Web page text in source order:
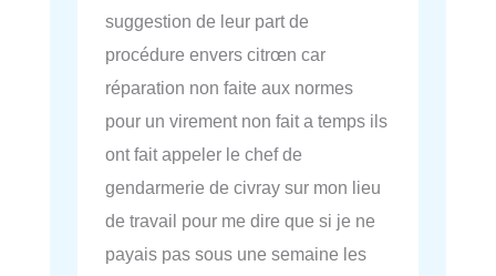
suggestion de leur part de
procédure envers citrœn car
réparation non faite aux normes
pour un virement non fait a temps ils
ont fait appeler le chef de
gendarmerie de civray sur mon lieu
de travail pour me dire que si je ne
payais pas sous une semaine les